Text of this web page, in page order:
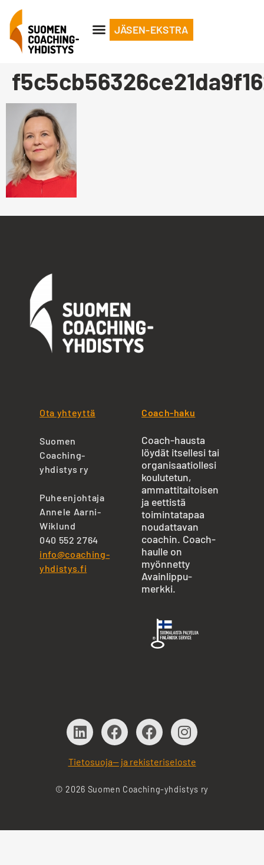
JÄSEN-EKSTRA
Ota yhteyttä
Suomen
Coaching-
yhdistys ry
Puheenjohtaja
Annele Aarni-
Wiklund
040 552 2764
info@coaching-
yhdistys.fi
Coach-haku
Coach-hausta
löydät itsellesi tai
organisaatiollesi
koulutetun,
ammattitaitoisen
ja eettistä
toimintatapaa
noudattavan
coachin. Coach-
haulle on
myönnetty
Avainlippu-
merkki.
Tietosuoja— ja rekisteriseloste
© 2026 Suomen Coaching-yhdistys ry